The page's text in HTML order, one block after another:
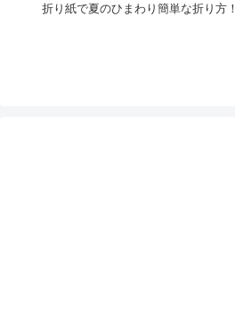
折り紙で夏のひまわり簡単な折り方！